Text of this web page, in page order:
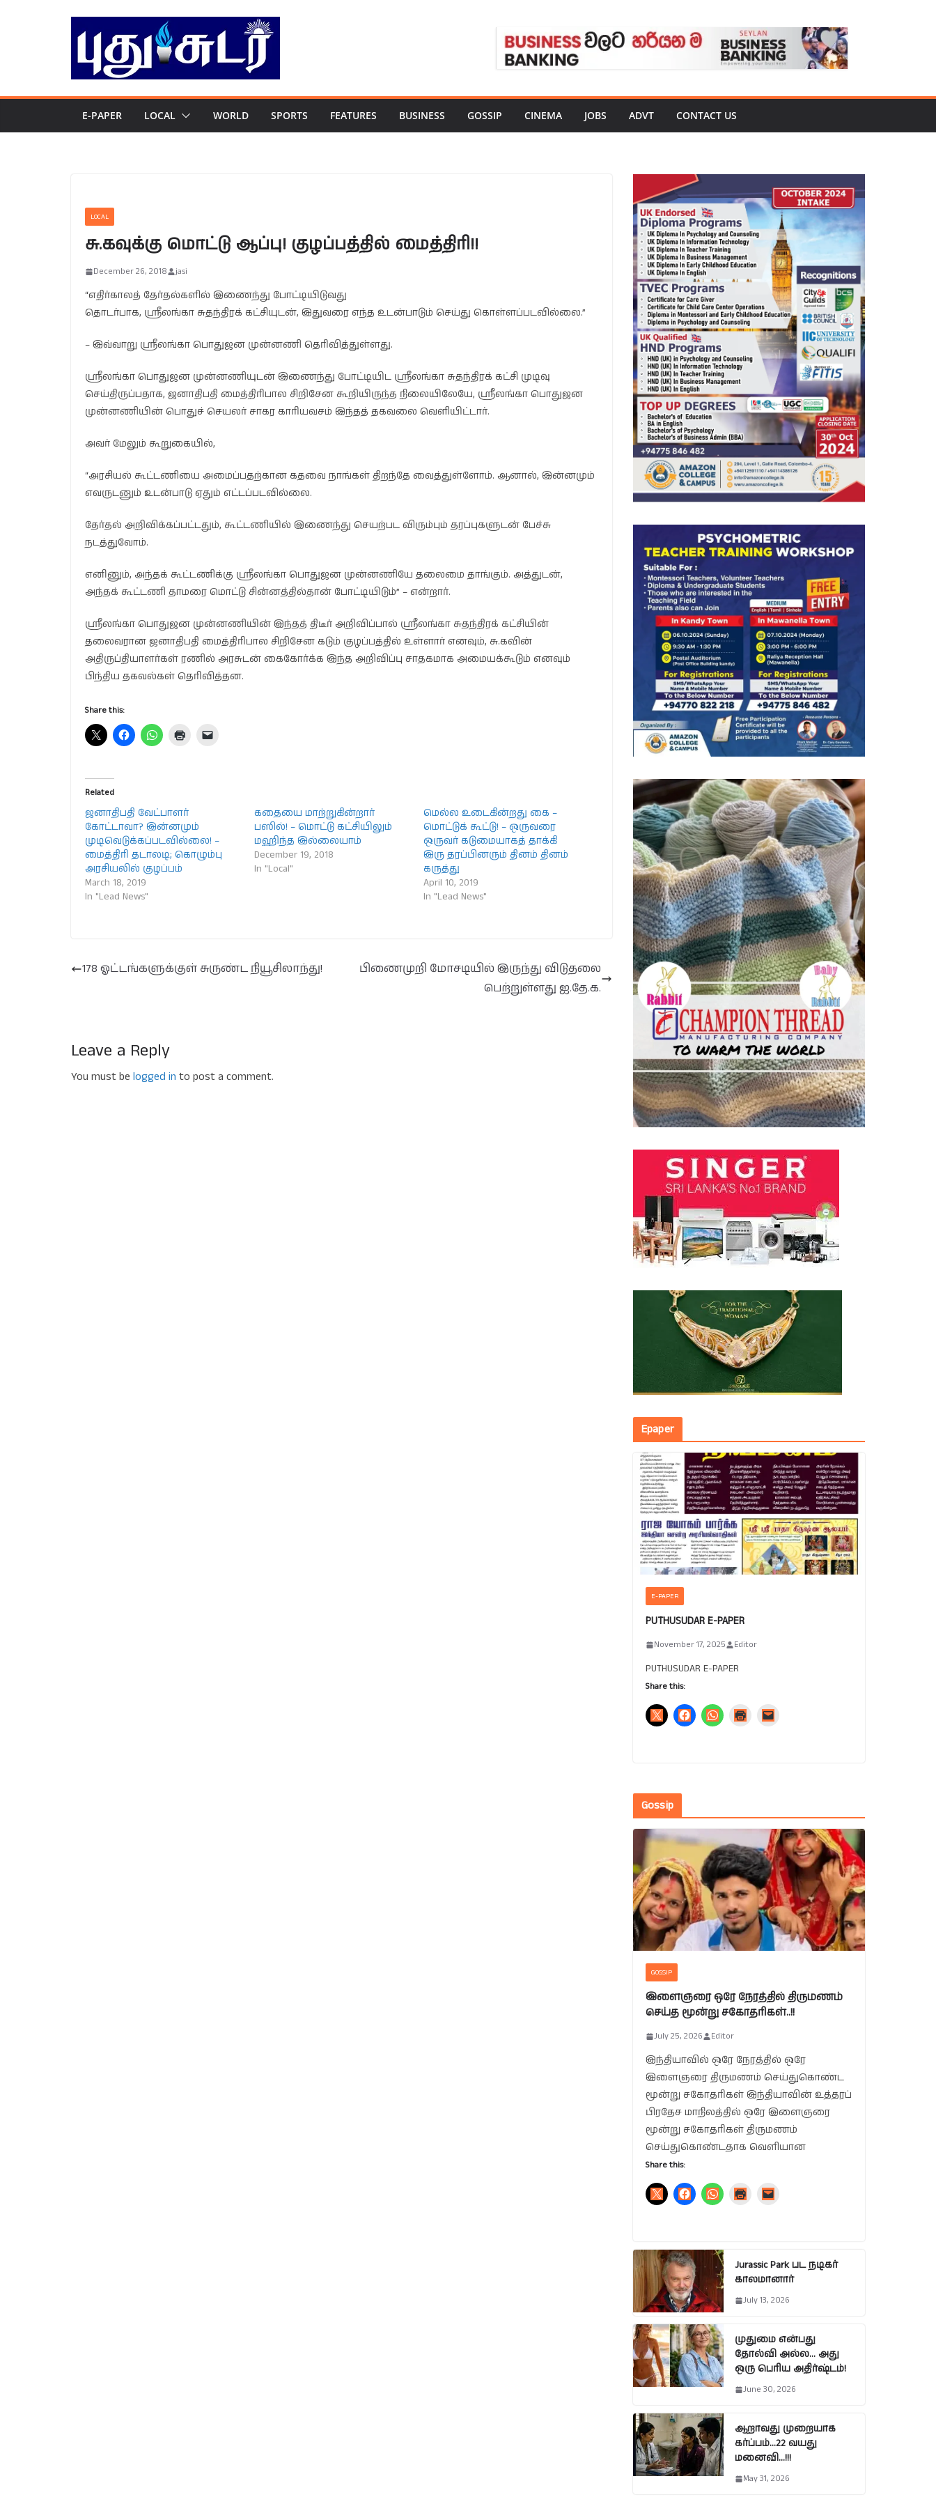
E-PAPER LOCAL WORLD SPORTS FEATURES BUSINESS GOSSIP CINEMA JOBS ADVT CONTACT US
LOCAL
சு.கவுக்கு மொட்டு ஆப்பு! குழப்பத்தில் மைத்திரி!!
December 26, 2018 jasi
“எதிர்காலத் தேர்தல்களில் இணைந்து போட்டியிடுவது
தொடர்பாக, ஸ்ரீலங்கா சுதந்திரக் கட்சியுடன், இதுவரை எந்த உடன்பாடும் செய்து கொள்ளப்படவில்லை.”
– இவ்வாறு ஸ்ரீலங்கா பொதுஜன முன்னணி தெரிவித்துள்ளது.
ஸ்ரீலங்கா பொதுஜன முன்னணியுடன் இணைந்து போட்டியிட ஸ்ரீலங்கா சுதந்திரக் கட்சி முடிவு
செய்திருப்பதாக, ஜனாதிபதி மைத்திரிபால சிறிசேன கூறியிருந்த நிலையிலேயே, ஸ்ரீலங்கா பொதுஜன
முன்னணியின் பொதுச் செயலர் சாகர காரியவசம் இந்தத் தகவலை வெளியிட்டார்.
அவர் மேலும் கூறுகையில்,
“அரசியல் கூட்டணியை அமைப்பதற்கான கதவை நாங்கள் திறந்தே வைத்துள்ளோம். ஆனால், இன்னமும்
எவருடனும் உடன்பாடு ஏதும் எட்டப்படவில்லை.
தேர்தல் அறிவிக்கப்பட்டதும், கூட்டணியில் இணைந்து செயற்பட விரும்பும் தரப்புகளுடன் பேச்சு
நடத்துவோம்.
எனினும், அந்தக் கூட்டணிக்கு ஸ்ரீலங்கா பொதுஜன முன்னணியே தலைமை தாங்கும். அத்துடன்,
அந்தக் கூட்டணி தாமரை மொட்டு சின்னத்தில்தான் போட்டியிடும்” – என்றார்.
ஸ்ரீலங்கா பொதுஜன முன்னணியின் இந்தத் திடீர் அறிவிப்பால் ஸ்ரீலங்கா சுதந்திரக் கட்சியின்
தலைவரான ஜனாதிபதி மைத்திரிபால சிறிசேன கடும் குழப்பத்தில் உள்ளார் எனவும், சு.கவின்
அதிருப்தியாளர்கள் ரணில் அரசுடன் கைகோர்க்க இந்த அறிவிப்பு சாதகமாக அமையக்கூடும் எனவும்
பிந்திய தகவல்கள் தெரிவித்தன.
Share this:
Related
ஜனாதிபதி வேட்பாளர்
கோட்டாவா? இன்னமும்
முடிவெடுக்கப்படவில்லை! –
மைத்திரி தடாலடி; கொழும்பு
அரசியலில் குழப்பம்
March 18, 2019
In "Lead News"
கதையை மாற்றுகின்றார்
பஸில்! – மொட்டு கட்சியிலும்
மஹிந்த இல்லையாம்
December 19, 2018
In "Local"
மெல்ல உடைகின்றது கை –
மொட்டுக் கூட்டு! – ஒருவரை
ஒருவர் கடுமையாகத் தாக்கி
இரு தரப்பினரும் தினம் தினம்
கருத்து
April 10, 2019
In "Lead News"
178 ஓட்டங்களுக்குள் சுருண்ட நியூசிலாந்து!
பிணைமுறி மோசடியில் இருந்து விடுதலை
பெற்றுள்ளது ஐ.தே.க.
Leave a Reply
You must be logged in to post a comment.
Epaper
E-PAPER
PUTHUSUDAR E-PAPER
November 17, 2025 Editor
PUTHUSUDAR E-PAPER
Share this:
Gossip
GOSSIP
இளைஞரை ஒரே நேரத்தில் திருமணம்
செய்த மூன்று சகோதரிகள்..!!
July 25, 2026 Editor
இந்தியாவில் ஒரே நேரத்தில் ஒரே
இளைஞரை திருமணம் செய்துகொண்ட
மூன்று சகோதரிகள் இந்தியாவின் உத்தரப்
பிரதேச மாநிலத்தில் ஒரே இளைஞரை
மூன்று சகோதரிகள் திருமணம்
செய்துகொண்டதாக வெளியான
Share this:
Jurassic Park பட நடிகர்
காலமானார்
July 13, 2026
முதுமை என்பது
தோல்வி அல்ல… அது
ஒரு பெரிய அதிர்ஷ்டம்!
June 30, 2026
ஆறாவது முறையாக
கர்ப்பம்…22 வயது
மனைவி…!!!
May 31, 2026